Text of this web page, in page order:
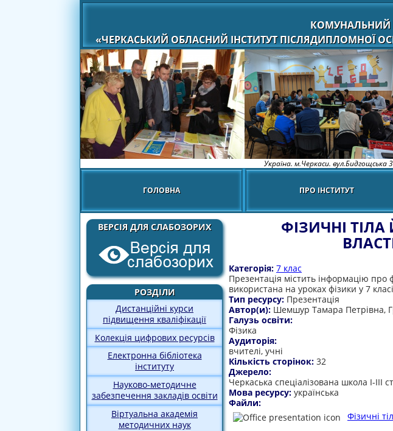
КОМУНАЛЬНИЙ
«ЧЕРКАСЬКИЙ ОБЛАСНИЙ ІНСТИТУТ ПІСЛЯДИПЛОМНОЇ
Україна. м.Черкаси. вул.Бидгощська
ГОЛОВНА ПРО ІНСТИТУТ
ВЕРСІЯ ДЛЯ СЛАБОЗОРИХ
РОЗДІЛИ
Дистанційні курси
підвищення кваліфікації
Колекція цифрових ресурсів
Електронна бібліотека
інституту
Науково-методичне
забезпечення закладів освіти
Віртуальна академія
методичних наук
ФІЗИЧНІ
Категорія: 7 клас
Презентація містить інформацію про
використана на уроках фізики у 7 класі
Тип ресурсу: Презентація
Автор(и): Шемшур Тамара Петрівна,
Галузь освіти:
Фізика
Аудиторія:
вчителі, учні
Кількість сторінок: 32
Джерело:
Черкаська спеціалізована школа І-ІІІ
Мова ресурсу: українська
Файли:
Фізичні